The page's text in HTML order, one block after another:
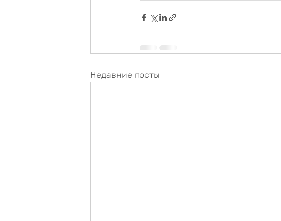
Недавние посты